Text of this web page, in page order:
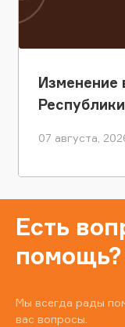
Изменение
07 августа,
Есть
помощь?
Мы всегда рады
вас вопросы.